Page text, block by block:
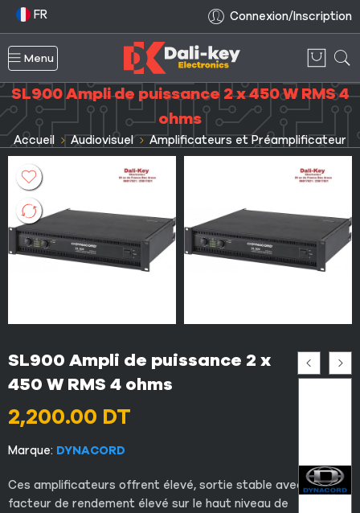
FR Connexion/Inscription
Menu
SL900 Ampli de puissance 2 x 450 W RMS 4
ohms
Accueil Audiovisuel Amplificateurs et Préamplificateur
SL900 Ampli de puissance 2 x
450 W RMS 4 ohms
2,200.00 DT
Marque: DYNACORD
Ces amplificateurs offrent élevé, sortie stable avec le
facteur de rendement élevé sur le haut niveau de